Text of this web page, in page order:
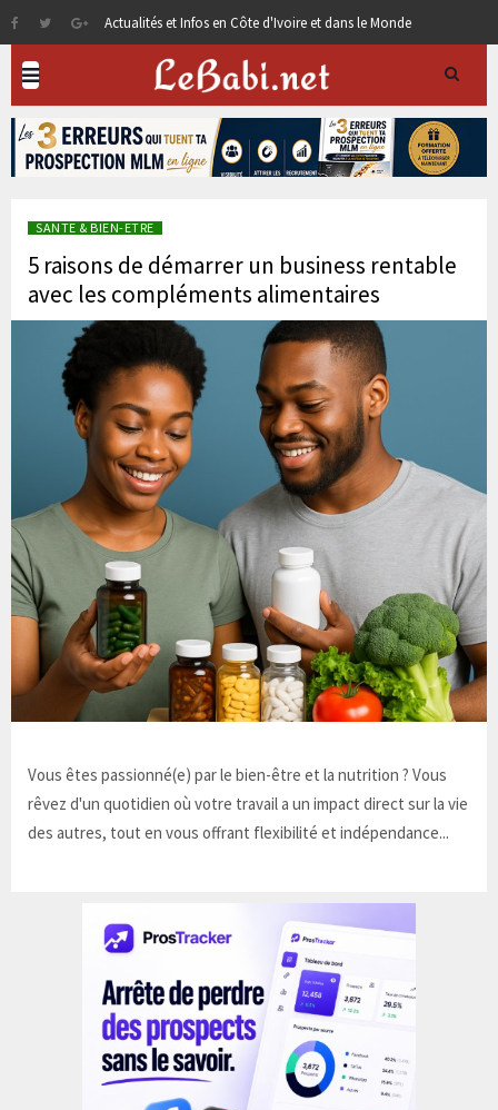
Actualités et Infos en Côte d'Ivoire et dans le Monde
SANTE & BIEN-ETRE
5 raisons de démarrer un business rentable
avec les compléments alimentaires
Vous êtes passionné(e) par le bien-être et la nutrition ? Vous
rêvez d'un quotidien où votre travail a un impact direct sur la vie
des autres, tout en vous offrant flexibilité et indépendance...